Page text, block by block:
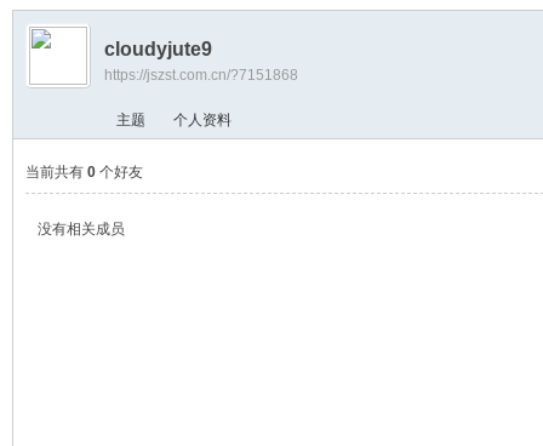
›
cloudyjute9
https://jszst.com.cn/?7151868
主题 个人资料
当前共有 0个好友
没有相关成员